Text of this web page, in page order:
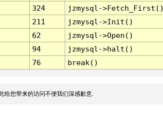
324
jzmysql-
211
jzmysql->Init()
62
jzmysql->Open()
94
jzmysql->halt()
76 break()
给您带来的访问不便我们深感歉意.